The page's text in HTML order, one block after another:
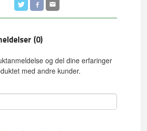
(0)
og del dine erfaringer
med andre kunder.